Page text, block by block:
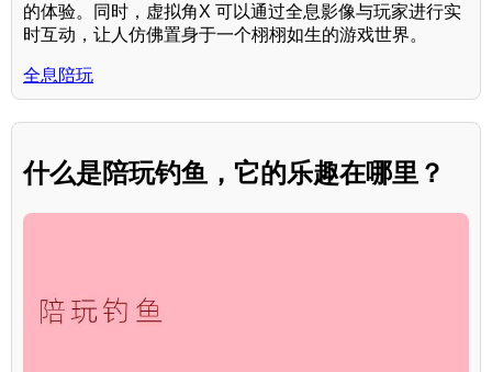
的体验。同时，虚拟角X 可以通过全息影像与玩家进行实
时互动，让人仿佛置身于一个栩栩如生的游戏世界。
全息陪玩
什么是陪玩钓鱼，它的乐趣在哪里？